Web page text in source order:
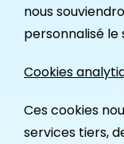
nous
personnalisé le
Cookies
Ces cookies
services tiers,